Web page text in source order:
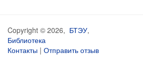
Copyright © 2026, БТЭУ,
Библиотека
Контакты | Отправить отзыв